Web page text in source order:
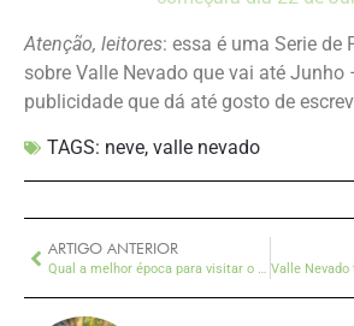
Atenção, leitores: essa é uma Serie de
sobre Valle Nevado que vai até Junho
publicidade que dá até gosto de
TAGS: neve, valle nevado
ARTIGO ANTERIOR
Qual a melhor época para visitar o Deserto do Atacama?